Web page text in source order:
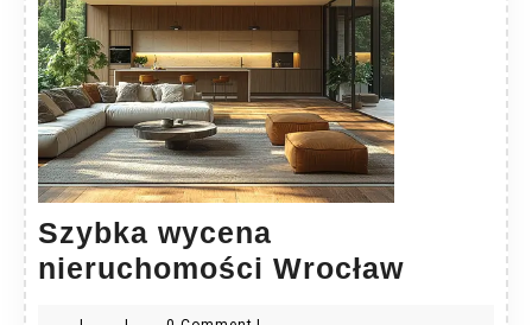
Szybka wycena
nieruchomości WrocławSzybka
wycena